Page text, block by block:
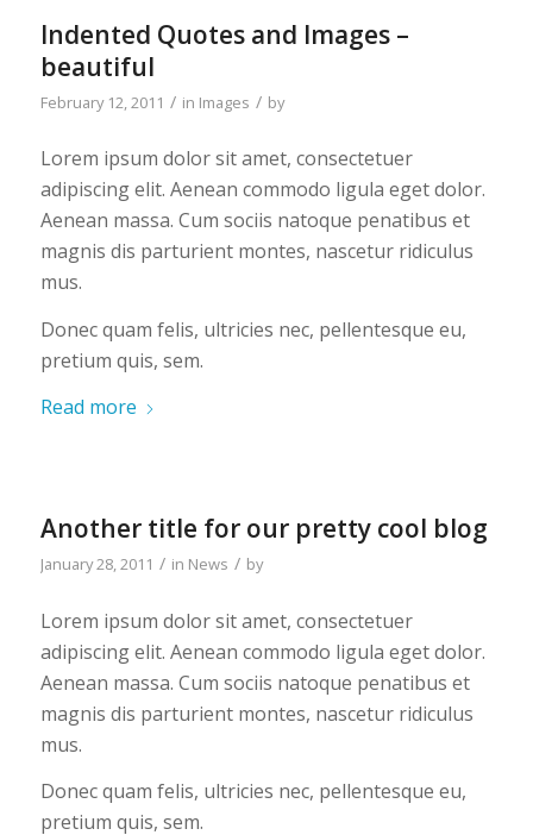
Indented Quotes and Images –
beautiful
February 12, 2011 / in Images / by
Lorem ipsum dolor sit amet, consectetuer
adipiscing elit. Aenean commodo ligula eget dolor.
Aenean massa. Cum sociis natoque penatibus et
magnis dis parturient montes, nascetur ridiculus
mus.
Donec quam felis, ultricies nec, pellentesque eu,
pretium quis, sem.
Read more
Another title for our pretty cool blog
January 28, 2011 / in News / by
Lorem ipsum dolor sit amet, consectetuer
adipiscing elit. Aenean commodo ligula eget dolor.
Aenean massa. Cum sociis natoque penatibus et
magnis dis parturient montes, nascetur ridiculus
mus.
Donec quam felis, ultricies nec, pellentesque eu,
pretium quis, sem.